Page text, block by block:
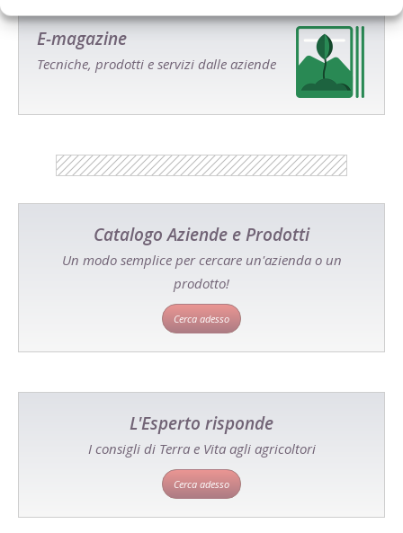
E-magazine
Tecniche, prodotti e servizi dalle aziende
Catalogo Aziende e Prodotti
Un modo semplice per cercare un'azienda o un
prodotto!
Cerca adesso
L'Esperto risponde
I consigli di Terra e Vita agli agricoltori
Cerca adesso